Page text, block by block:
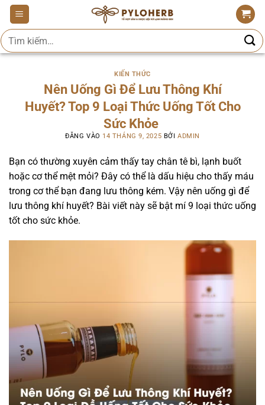
Bỏ
qua
nội
dung
Tìm
kiếm:
KIẾN THỨC
Nên Uống Gì Để Lưu Thông Khí
Huyết? Top 9 Loại Thức Uống Tốt Cho
Sức Khỏe
ĐĂNG VÀO 14 THÁNG 9, 2025 BỞI ADMIN
Bạn có thường xuyên cảm thấy tay chân tê bì, lạnh buốt
hoặc cơ thể mệt mỏi? Đây có thể là dấu hiệu cho thấy máu
trong cơ thể bạn đang lưu thông kém. Vậy nên uống gì để
lưu thông khí huyết? Bài viết này sẽ bật mí 9 loại thức uống
tốt cho sức khỏe.